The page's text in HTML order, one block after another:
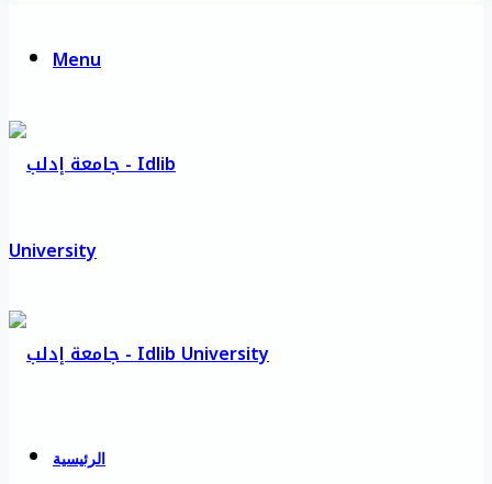
Menu
الرئيسية